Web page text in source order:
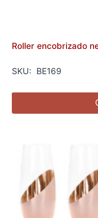
Roller encobrizado
SKU: BE169